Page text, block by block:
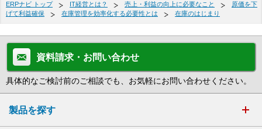
ERPナビ トップ IT経営とは？ 売上・利益の向上に必要なこと
原価を下
げて利益確保
在庫管理を効率化する必要性とは 在庫のはじまり
資料請求・お問い合わせ
具体的なご検討前のご相談でも、お気軽にお問い合わせください。
製品を探す